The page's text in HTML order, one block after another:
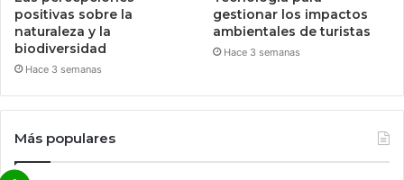
positivas sobre la
naturaleza y la
biodiversidad
Hace 3 semanas
gestionar los impactos
ambientales de turistas
Hace 3 semanas
Más populares